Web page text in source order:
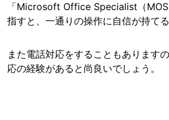
「Microsoft Office Specialist（
指すと、一通りの操作に自信が持て
また電話対応をすることもあります
応の経験があると尚良いでしょう。